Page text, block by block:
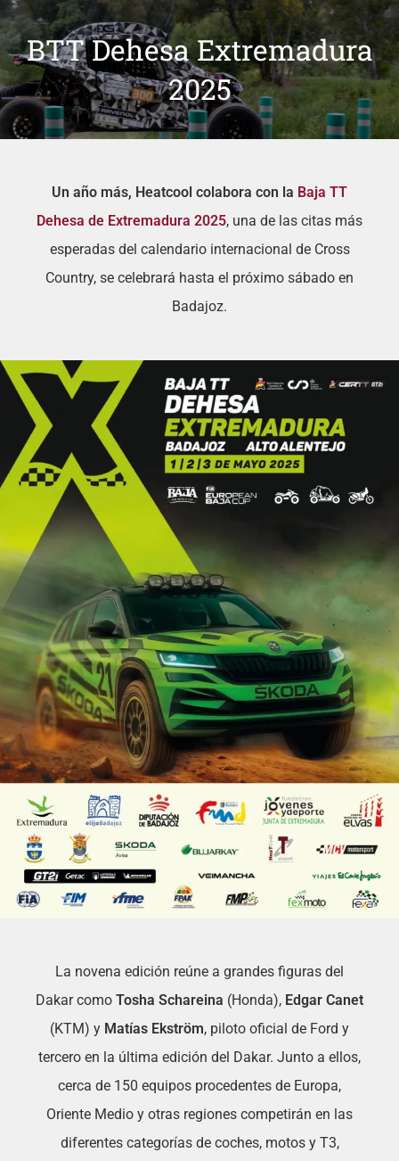
BTT Dehesa Extremadura
2025
Un año más, Heatcool colabora con la Baja TT
Dehesa de Extremadura 2025, una de las citas más
esperadas del calendario internacional de Cross
Country, se celebrará hasta el próximo sábado en
Badajoz.
La novena edición reúne a grandes figuras del
Dakar como Tosha Schareina (Honda), Edgar Canet
(KTM) y Matías Ekström, piloto oficial de Ford y
tercero en la última edición del Dakar. Junto a ellos,
cerca de 150 equipos procedentes de Europa,
Oriente Medio y otras regiones competirán en las
diferentes categorías de coches, motos y T3,